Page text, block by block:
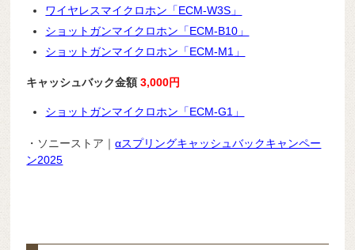
ワイヤレスマイクロホン「ECM-W3S」
ショットガンマイクロホン「ECM-B10」
ショットガンマイクロホン「ECM-M1」
キャッシュバック金額3,000円
ショットガンマイクロホン「ECM-G1」
・ソニーストア｜αスプリングキャッシュバックキャンペー
ン2025